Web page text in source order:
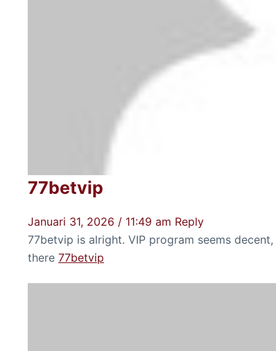
77betvip
Januari 31, 2026 / 11:49 am Reply
77betvip is alright. VIP program seems
there 77betvip